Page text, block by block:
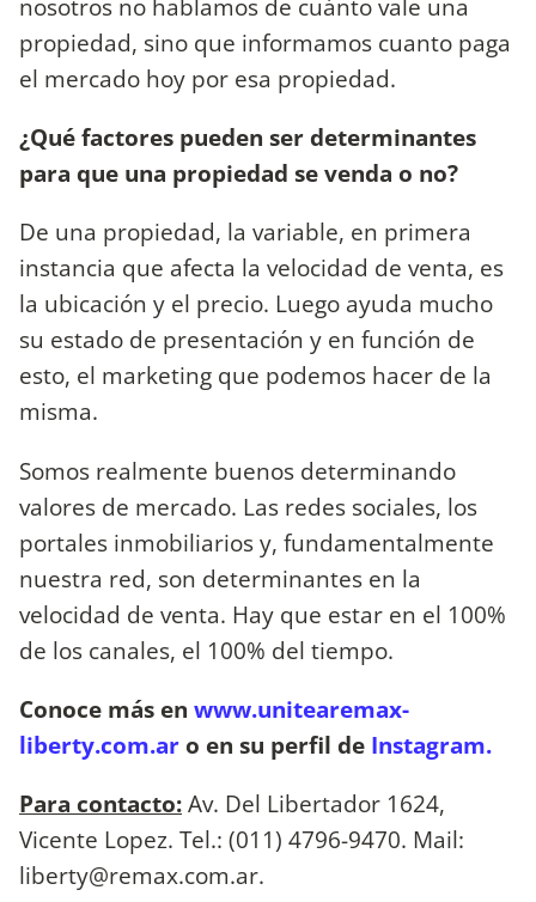
nosotros no hablamos de cuánto vale una
propiedad, sino que informamos cuanto paga
el mercado hoy por esa propiedad.
¿Qué factores pueden ser determinantes
para que una propiedad se venda o no?
De una propiedad, la variable, en primera
instancia que afecta la velocidad de venta, es
la ubicación y el precio. Luego ayuda mucho
su estado de presentación y en función de
esto, el marketing que podemos hacer de la
misma.
Somos realmente buenos determinando
valores de mercado. Las redes sociales, los
portales inmobiliarios y, fundamentalmente
nuestra red, son determinantes en la
velocidad de venta. Hay que estar en el 100%
de los canales, el 100% del tiempo.
Conoce más en www.unitearemax-
liberty.com.ar o en su perfil de Instagram.
Para contacto:Av. Del Libertador 1624,
Vicente Lopez. Tel.: (011) 4796-9470. Mail:
liberty@remax.com.ar.